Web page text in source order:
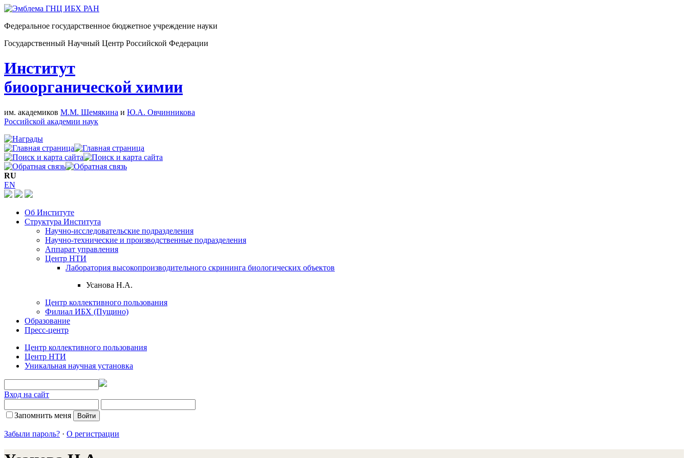
Федеральное государственное бюджетное учреждение науки
Государственный Научный Центр Российской Федерации
Институт
биоорганической химии
им. академиков М.М. Шемякина и Ю.А. Овчинникова
Российской академии наук
RU
EN
Об Институте
Структура Института
Научно-исследовательские подразделения
Научно-технические и производственные подразделения
Аппарат управления
Центр НТИ
Лаборатория высокопроизводительного скрининга биологических объектов
Усанова Н.А.
Центр коллективного пользования
Филиал ИБХ (Пущино)
Образование
Пресс-центр
Центр коллективного пользования
Центр НТИ
Уникальная научная установка
Вход на сайт
Запомнить меня
Забыли пароль? · О регистрации